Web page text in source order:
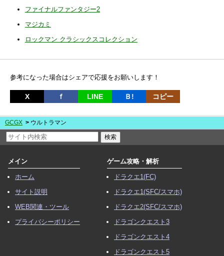
ファイナルファンタジー2
マジカミ
ロックマン クラシックスコレクション
参考になった場合はシェアで応援をお願いします！
X ｆ LINE Ｂ! コピー
GCGX ウルトラマン
メイン
ホーム
サイト説明
WEB関連・ツール
プライバシーポリシー
ゲーム攻略・解析
ドラクエ1(FC)
ドラクエ1(SFC/スマホ)
ドラクエ2(SFC/スマホ)
ドラゴンクエスト3
ドラゴンクエスト4
ドラゴンクエスト5